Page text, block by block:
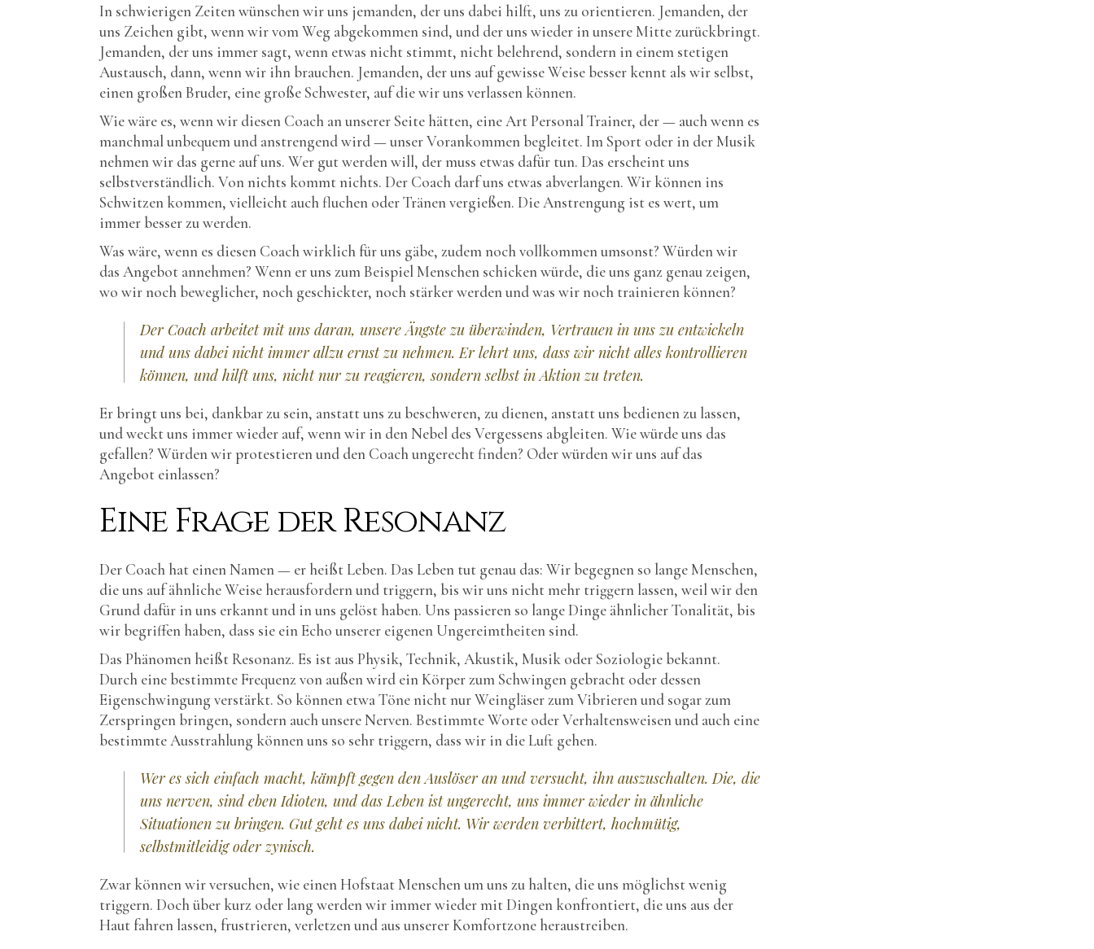
In schwierigen Zeiten wünschen wir uns jemanden, der uns dabei hilft, uns zu orientieren. Jemanden, der
uns Zeichen gibt, wenn wir vom Weg abgekommen sind, und der uns wieder in unsere Mitte zurückbringt.
Jemanden, der uns immer sagt, wenn etwas nicht stimmt, nicht belehrend, sondern in einem stetigen
Austausch, dann, wenn wir ihn brauchen. Jemanden, der uns auf gewisse Weise besser kennt als wir selbst,
einen großen Bruder, eine große Schwester, auf die wir uns verlassen können.
Wie wäre es, wenn wir diesen Coach an unserer Seite hätten, eine Art Personal Trainer, der — auch wenn es
manchmal unbequem und anstrengend wird — unser Vorankommen begleitet. Im Sport oder in der Musik
nehmen wir das gerne auf uns. Wer gut werden will, der muss etwas dafür tun. Das erscheint uns
selbstverständlich. Von nichts kommt nichts. Der Coach darf uns etwas abverlangen. Wir können ins
Schwitzen kommen, vielleicht auch fluchen oder Tränen vergießen. Die Anstrengung ist es wert, um
immer besser zu werden.
Was wäre, wenn es diesen Coach wirklich für uns gäbe, zudem noch vollkommen umsonst? Würden wir
das Angebot annehmen? Wenn er uns zum Beispiel Menschen schicken würde, die uns ganz genau zeigen,
wo wir noch beweglicher, noch geschickter, noch stärker werden und was wir noch trainieren können?
Der Coach arbeitet mit uns daran, unsere Ängste zu überwinden, Vertrauen in uns zu entwickeln
und uns dabei nicht immer allzu ernst zu nehmen. Er lehrt uns, dass wir nicht alles kontrollieren
können, und hilft uns, nicht nur zu reagieren, sondern selbst in Aktion zu treten.
Er bringt uns bei, dankbar zu sein, anstatt uns zu beschweren, zu dienen, anstatt uns bedienen zu lassen,
und weckt uns immer wieder auf, wenn wir in den Nebel des Vergessens abgleiten. Wie würde uns das
gefallen? Würden wir protestieren und den Coach ungerecht finden? Oder würden wir uns auf das
Angebot einlassen?
Eine Frage der Resonanz
Der Coach hat einen Namen — er heißt Leben. Das Leben tut genau das: Wir begegnen so lange Menschen,
die uns auf ähnliche Weise herausfordern und triggern, bis wir uns nicht mehr triggern lassen, weil wir den
Grund dafür in uns erkannt und in uns gelöst haben. Uns passieren so lange Dinge ähnlicher Tonalität, bis
wir begriffen haben, dass sie ein Echo unserer eigenen Ungereimtheiten sind.
Das Phänomen heißt Resonanz. Es ist aus Physik, Technik, Akustik, Musik oder Soziologie bekannt.
Durch eine bestimmte Frequenz von außen wird ein Körper zum Schwingen gebracht oder dessen
Eigenschwingung verstärkt. So können etwa Töne nicht nur Weingläser zum Vibrieren und sogar zum
Zerspringen bringen, sondern auch unsere Nerven. Bestimmte Worte oder Verhaltensweisen und auch eine
bestimmte Ausstrahlung können uns so sehr triggern, dass wir in die Luft gehen.
Wer es sich einfach macht, kämpft gegen den Auslöser an und versucht, ihn auszuschalten. Die, die
uns nerven, sind eben Idioten, und das Leben ist ungerecht, uns immer wieder in ähnliche
Situationen zu bringen. Gut geht es uns dabei nicht. Wir werden verbittert, hochmütig,
selbstmitleidig oder zynisch.
Zwar können wir versuchen, wie einen Hofstaat Menschen um uns zu halten, die uns möglichst wenig
triggern. Doch über kurz oder lang werden wir immer wieder mit Dingen konfrontiert, die uns aus der
Haut fahren lassen, frustrieren, verletzen und aus unserer Komfortzone heraustreiben.